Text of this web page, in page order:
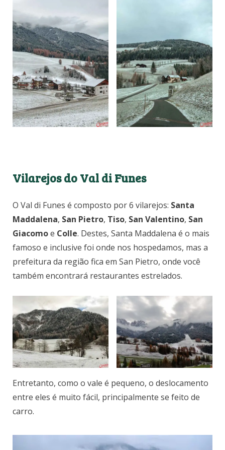
Vilarejos do Val di Funes
O Val di Funes é composto por 6 vilarejos: Santa
Maddalena, San Pietro, Tiso, San Valentino, San
Giacomoe Colle. Destes, Santa Maddalena é o mais
famoso e inclusive foi onde nos hospedamos, mas a
prefeitura da região fica em San Pietro, onde você
também encontrará restaurantes estrelados.
Entretanto, como o vale é pequeno, o deslocamento
entre eles é muito fácil, principalmente se feito de
carro.